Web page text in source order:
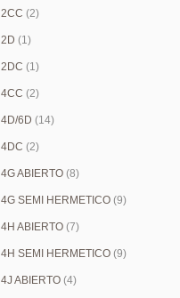
2CC (2)
2D (1)
2DC (1)
4CC (2)
4D/6D (14)
4DC (2)
4G ABIERTO (8)
4G SEMI HERMETICO (9)
4H ABIERTO (7)
4H SEMI HERMETICO (9)
4J ABIERTO (4)